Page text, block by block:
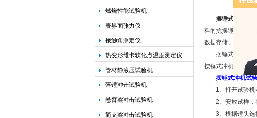
燃烧性能试验机
表界面张力仪
接触角测定仪
热变形维卡软化点温度测定仪
管材静液压试验机
落锤冲击试验机
悬臂梁冲击试验机
简支梁冲击试验机
摆锤式冲机试验
料的抗摆锤冲击性
数据存储、曲线分
摆锤式冲机试验
摆锤式冲机试验机
摆锤式冲机试
1、打开试验机电
2、安放试样，将
3、根据锤头选择